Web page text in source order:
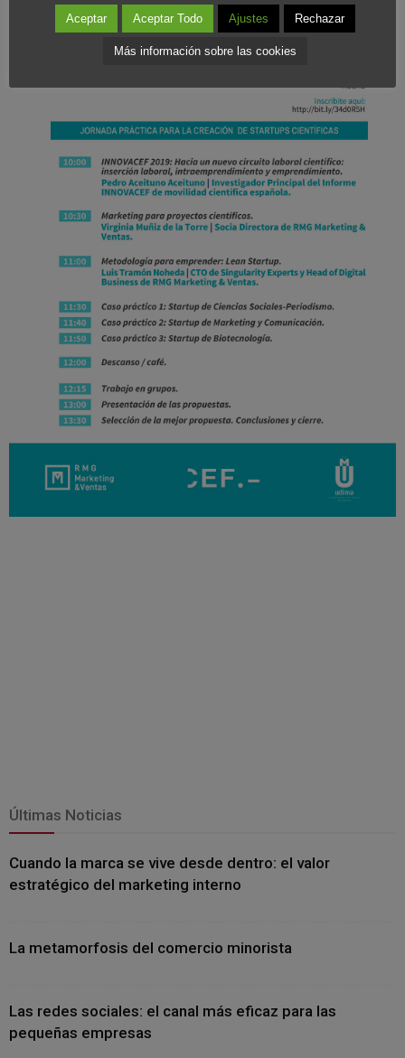
Últimas Noticias
Cuando la marca se vive desde dentro: el valor
estratégico del marketing interno
La metamorfosis del comercio minorista
Las redes sociales: el canal más eficaz para las
pequeñas empresas
Aceptar Aceptar Todo Ajustes Rechazar
Más información sobre las cookies